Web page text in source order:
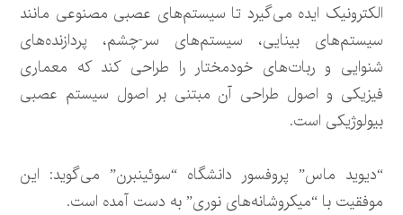
الکترونیک ایده می‌گیرد تا سیستم‌های عصبی مصنوعی مانند
سیستم‌های بینایی، سیستم‌های سر-چشم، پردازنده‌های
شنوایی و ربات‌های خودمختار را طراحی کند که معماری
فیزیکی و اصول طراحی آن مبتنی بر اصول سیستم عصبی
بیولوژیکی است.
“دیوید ماس” پروفسور دانشگاه “سوئینبرن” می‌گوید: این
موفقیت با “میکروشانه‌های نوری” به دست آمده است.